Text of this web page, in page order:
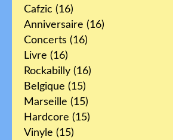
Cafzic (16)
Anniversaire (16)
Concerts (16)
Livre (16)
Rockabilly (16)
Belgique (15)
Marseille (15)
Hardcore (15)
Vinyle (15)